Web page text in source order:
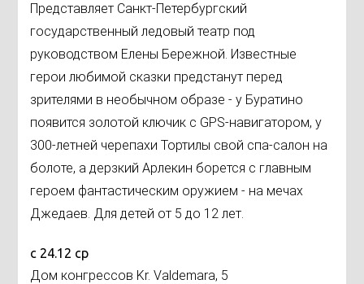
Представляет Санкт-Петербургский
государственный ледовый театр под
руководством Елены Бережной. Известные
герои любимой сказки предстанут перед
зрителями в необычном образе - у Буратино
появится золотой ключик с GPS-навигатором, у
300-летней черепахи Тортилы свой спа-салон на
болоте, а дерзкий Арлекин борется с главным
героем фантастическим оружием - на мечах
Джедаев. Для детей от 5 до 12 лет.
с 24.12 ср
Дом конгрессов Kr. Valdemara, 5